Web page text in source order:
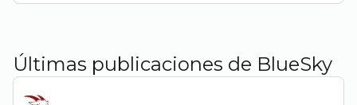
Últimas publicaciones de BlueSky
Ver